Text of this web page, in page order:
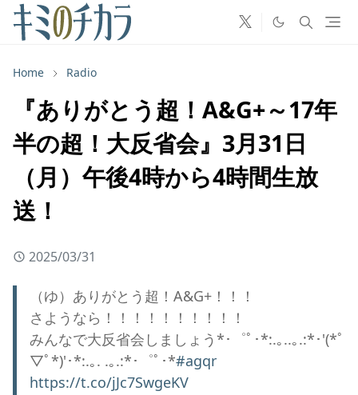
Home Radio
『ありがとう超！A&G+～17年
半の超！大反省会』3月31日
（月）午後4時から4時間生放
送！
2025/03/31
（ゆ）ありがとう超！A&G+！！！
さようなら！！！！！！！！！！
みんなで大反省会しましょう*･゜ﾟ･*:.｡..｡.:*･'(*ﾟ
▽ﾟ*)'･*:.｡. .｡.:*･゜ﾟ･*#agqr
https://t.co/jJc7SwgeKV